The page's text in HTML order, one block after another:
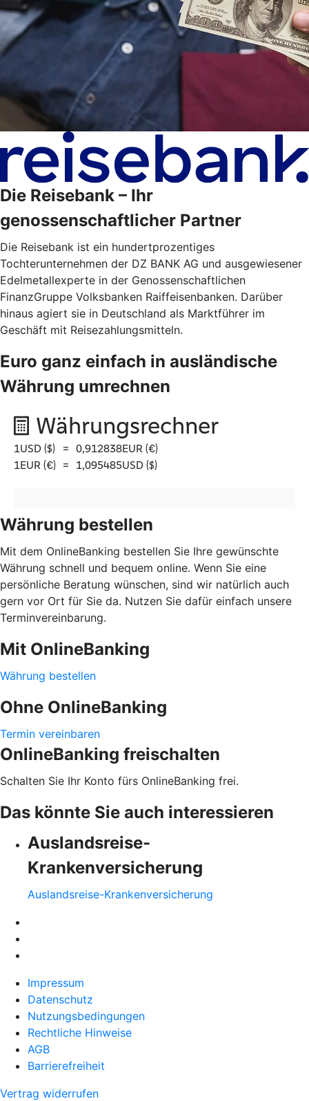
Die Reisebank – Ihr
genossenschaftlicher Partner
Die Reisebank ist ein hundertprozentiges
Tochterunternehmen der DZ BANK AG und ausgewiesener
Edelmetallexperte in der Genossenschaftlichen
FinanzGruppe Volksbanken Raiffeisenbanken. Darüber
hinaus agiert sie in Deutschland als Marktführer im
Geschäft mit Reisezahlungsmitteln.
Euro ganz einfach in ausländische
Währung umrechnen
Währung bestellen
Mit dem OnlineBanking bestellen Sie Ihre gewünschte
Währung schnell und bequem online. Wenn Sie eine
persönliche Beratung wünschen, sind wir natürlich auch
gern vor Ort für Sie da. Nutzen Sie dafür einfach unsere
Terminvereinbarung.
Mit OnlineBanking
Währung bestellen
Ohne OnlineBanking
Termin vereinbaren
OnlineBanking freischalten
Schalten Sie Ihr Konto fürs OnlineBanking frei.
Das könnte Sie auch interessieren
Auslandsreise-
Krankenversicherung
Auslandsreise-Krankenversicherung
Impressum
Datenschutz
Nutzungsbedingungen
Rechtliche Hinweise
AGB
Barrierefreiheit
Vertrag widerrufen